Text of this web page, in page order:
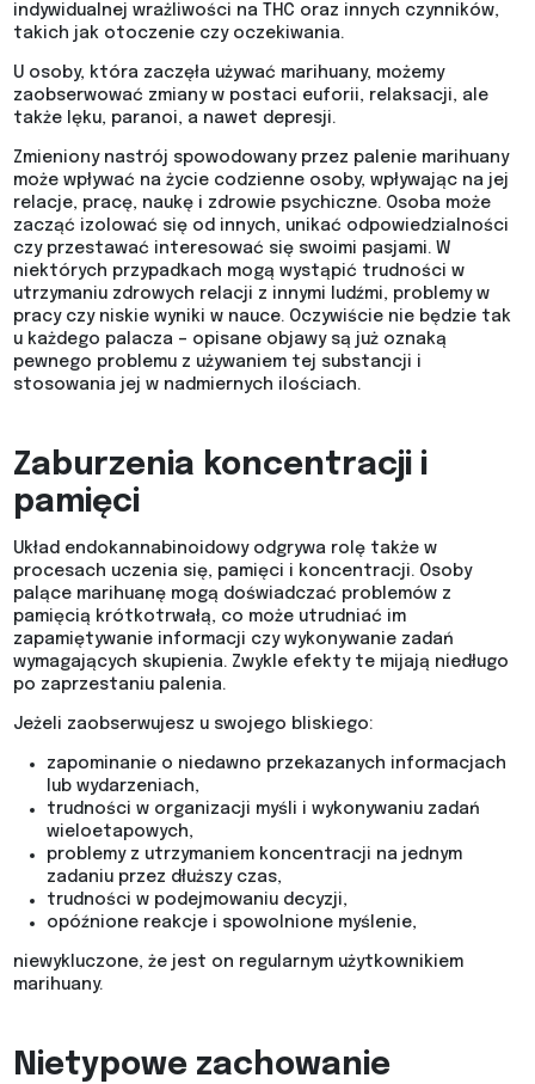
indywidualnej wrażliwości na THC oraz innych czynników,
takich jak otoczenie czy oczekiwania.
U osoby, która zaczęła używać marihuany, możemy
zaobserwować zmiany w postaci euforii, relaksacji, ale
także lęku, paranoi, a nawet depresji.
Zmieniony nastrój spowodowany przez palenie marihuany
może wpływać na życie codzienne osoby, wpływając na jej
relacje, pracę, naukę i zdrowie psychiczne. Osoba może
zacząć izolować się od innych, unikać odpowiedzialności
czy przestawać interesować się swoimi pasjami. W
niektórych przypadkach mogą wystąpić trudności w
utrzymaniu zdrowych relacji z innymi ludźmi, problemy w
pracy czy niskie wyniki w nauce. Oczywiście nie będzie tak
u każdego palacza – opisane objawy są już oznaką
pewnego problemu z używaniem tej substancji i
stosowania jej w nadmiernych ilościach.
Zaburzenia koncentracji i
pamięci
Układ endokannabinoidowy odgrywa rolę także w
procesach uczenia się, pamięci i koncentracji. Osoby
palące marihuanę mogą doświadczać problemów z
pamięcią krótkotrwałą, co może utrudniać im
zapamiętywanie informacji czy wykonywanie zadań
wymagających skupienia. Zwykle efekty te mijają niedługo
po zaprzestaniu palenia.
Jeżeli zaobserwujesz u swojego bliskiego:
zapominanie o niedawno przekazanych informacjach
lub wydarzeniach,
trudności w organizacji myśli i wykonywaniu zadań
wieloetapowych,
problemy z utrzymaniem koncentracji na jednym
zadaniu przez dłuższy czas,
trudności w podejmowaniu decyzji,
opóźnione reakcje i spowolnione myślenie,
niewykluczone, że jest on regularnym użytkownikiem
marihuany.
Nietypowe zachowanie